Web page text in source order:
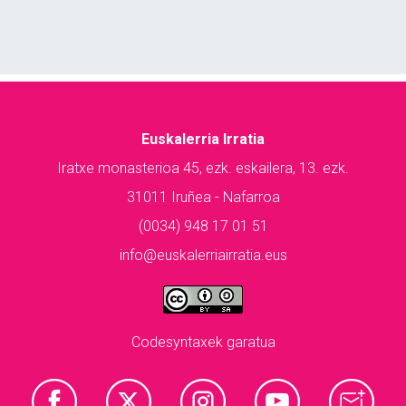
Euskalerria Irratia
Iratxe monasterioa 45, ezk. eskailera, 13. ezk.
31011 Iruñea - Nafarroa
(0034) 948 17 01 51
info@euskalerriairratia.eus
Codesyntaxek garatua